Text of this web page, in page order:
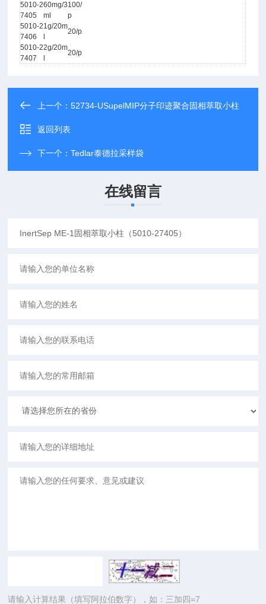
5010-2
7405
60mg/3
ml
100/
p
5010-2
7406
1g/20m
20/p
5010-2
7407
2g/20m
20/p
上一个：52734-USupelMIP分子印迹聚合固相萃取小柱
返回列表
下一个：Tedlar泰德拉采样袋
在线留言
请输入计算结果（填写阿拉伯数字），如：三加四=7